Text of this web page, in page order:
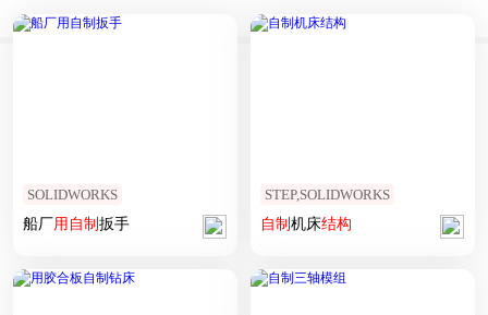
SOLIDWORKS
船厂用 自制扳手
STEP,SOLIDWORKS
自制机床结构